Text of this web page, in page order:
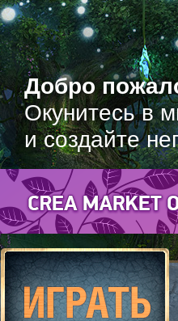
Добро
Окунитесь в
и создайте